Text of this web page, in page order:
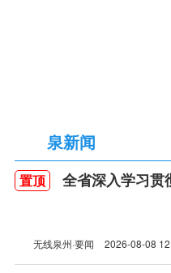
泉新闻
置顶 全省深入学习贯彻习
无线泉州·要闻 2026-08-08